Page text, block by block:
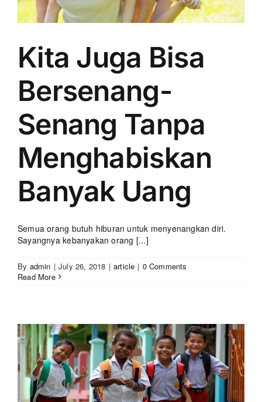
Kita Juga Bisa
Bersenang-
Senang Tanpa
Menghabiskan
Banyak Uang
Semua orang butuh hiburan untuk menyenangkan diri.
Sayangnya kebanyakan orang [...]
By admin | July 26, 2018 | article | 0 Comments
Read More